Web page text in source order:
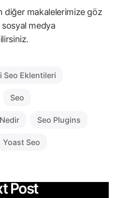
diğer makalelerimize göz
medya
Seo Eklentileri
Seo
Seo Plugins
Yoast Seo
Post